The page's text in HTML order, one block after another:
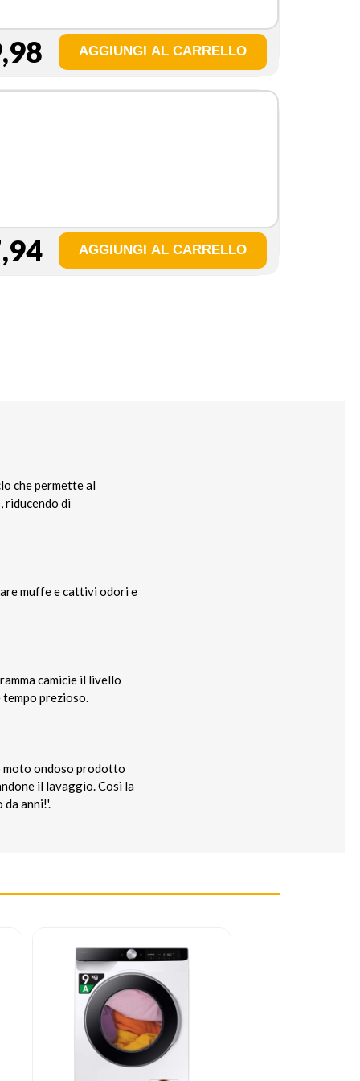
che permette al
riducendo di
muffe e cattivi odori e
camicie il livello
prezioso.
moto ondoso prodotto
il lavaggio. Così la
anni!'.